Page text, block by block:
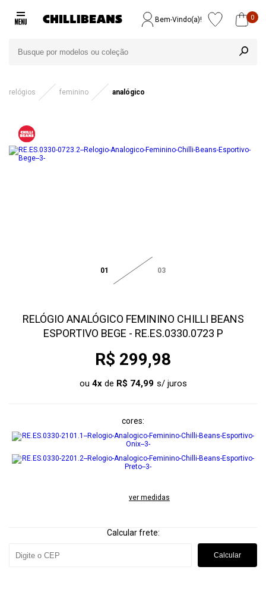
Bem-Vindo(a)! 0
relógios feminino analógico
01 03
RELÓGIO ANALÓGICO FEMININO CHILLI BEANS
ESPORTIVO BEGE - RE.ES.0330.0723 P
R$ 299,98
ou 4xde R$ 74,99
cores
ver medidas
Calcular frete:
Calcular